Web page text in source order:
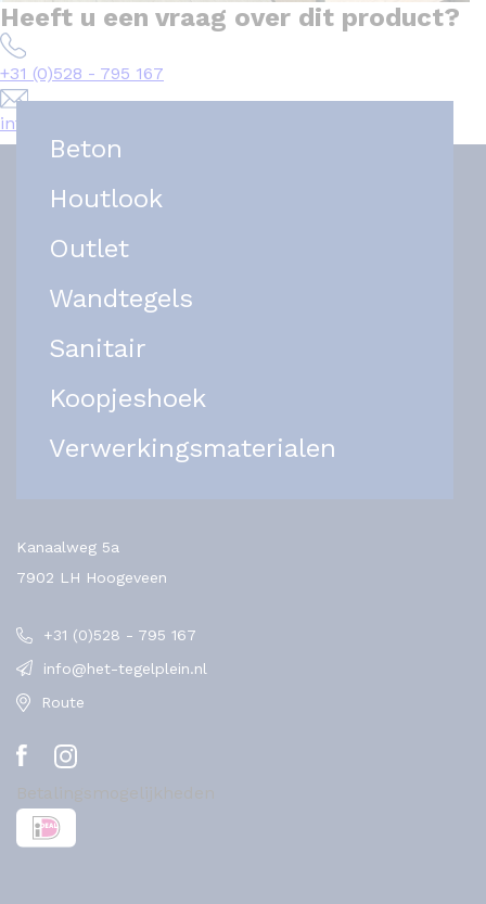
Heeft u een vraag over dit product?
+31 (0)528 - 795 167
info@het-tegelplein.nl
Beton
Houtlook
Outlet
Wandtegels
Sanitair
Koopjeshoek
Verwerkingsmaterialen
Kanaalweg 5a
7902 LH Hoogeveen
+31 (0)528 - 795 167
info@het-tegelplein.nl
Route